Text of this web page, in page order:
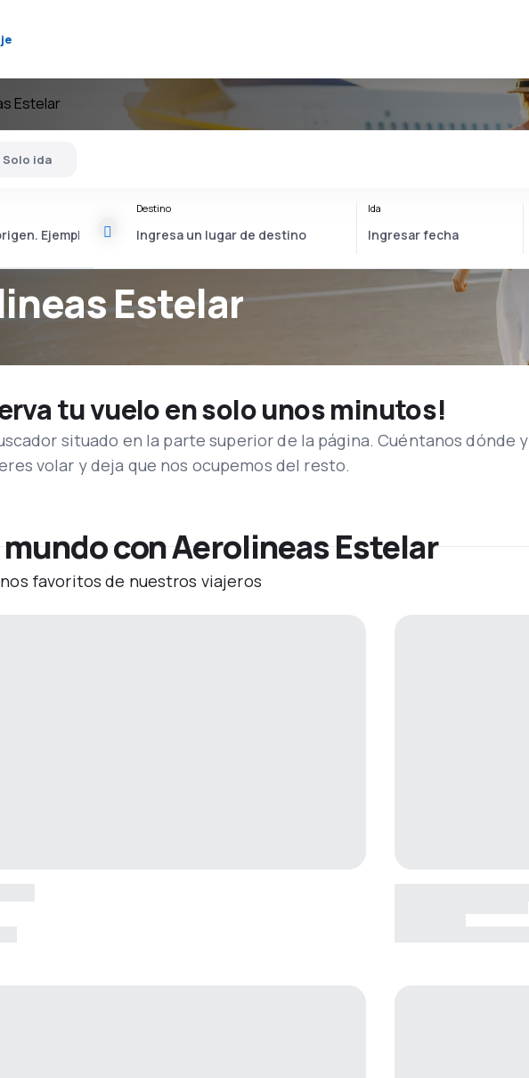
Estelar
Estelar
Solo ida
Destino Ida
tu vuelo en solo unos minutos!
situado en la parte superior de la página. Cuéntanos dónde y
volar y deja que nos ocupemos del resto.
con Aerolineas Estelar
favoritos de nuestros viajeros